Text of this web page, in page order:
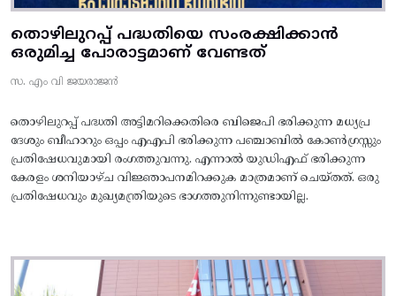
തൊഴിലുറപ്പ് പദ്ധതിയെ സംരക്ഷിക്കാൻ
ഒരുമിച്ച പോരാട്ടമാണ് വേണ്ടത്
സ. എം വി ജയരാജൻ
തൊഴിലുറപ്പ് പദ്ധതി അട്ടിമറിക്കെതിരെ ബിജെപി ഭരിക്കുന്ന മധ്യപ്ര
ദേശും ബീഹാറും ഒപ്പം എഎപി ഭരിക്കുന്ന പഞ്ചാബിൽ കോൺഗ്രസ്സും
പ്രതിഷേധവുമായി രംഗത്തുവന്നു. എന്നാൽ യുഡിഎഫ് ഭരിക്കുന്ന
കേരളം ശനിയാഴ്ച വിജ്ഞാപനമിറക്കുക മാത്രമാണ് ചെയ്തത്. ഒരു
പ്രതിഷേധവും മുഖ്യമന്ത്രിയുടെ ഭാഗത്തുനിന്നുണ്ടായില്ല.